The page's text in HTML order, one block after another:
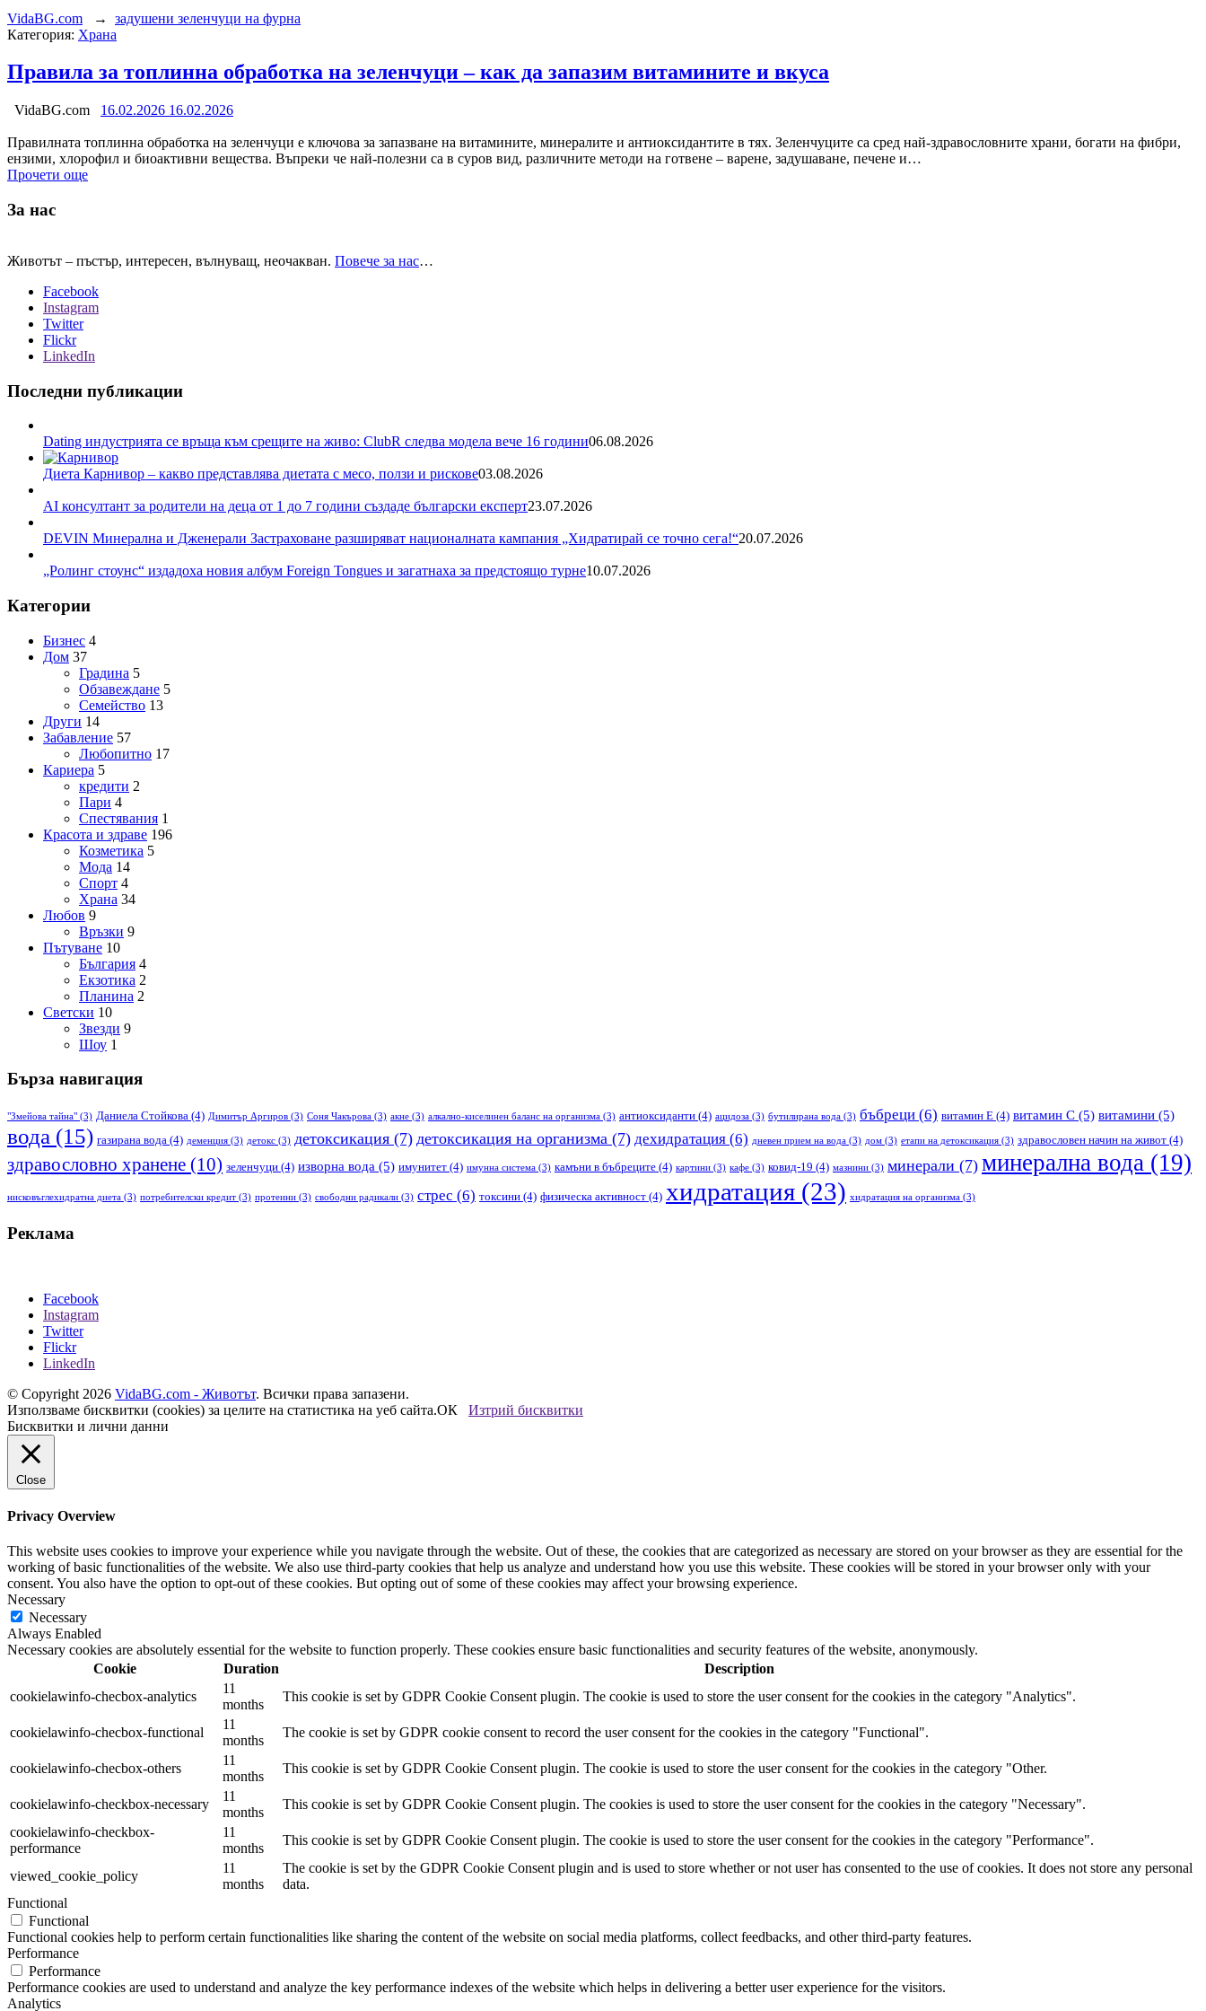
VidaBG.com → задушени зеленчуци на фурна
Категория: Храна
Правила за топлинна обработка на зеленчуци – как да запазим витамините и вкуса
VidaBG.com 16.02.2026 16.02.2026
Правилната топлинна обработка на зеленчуци е ключова за запазване на витамините, минералите и антиоксидантите в тях. Зеленчуците са сред най-здравословните храни, богати на фибри,
ензими, хлорофил и биоактивни вещества. Въпреки че най-полезни са в суров вид, различните методи на готвене – варене, задушаване, печене и…
Прочети още
За нас
Животът – пъстър, интересен, вълнуващ, неочакван. Повече за нас…
Facebook
Instagram
Twitter
Flickr
LinkedIn
Последни публикации
Dating индустрията се връща към срещите на живо: ClubR следва модела вече 16 години06.08.2026
Диета Карнивор – какво представлява диетата с месо, ползи и рискове03.08.2026
AI консултант за родители на деца от 1 до 7 години създаде български експерт23.07.2026
DEVIN Минерална и Дженерали Застраховане разширяват националната кампания „Хидратирай се точно сега!“20.07.2026
„Ролинг стоунс“ издадоха новия албум Foreign Tongues и загатнаха за предстоящо турне10.07.2026
Категории
Бизнес 4
Дом 37
Градина 5
Обзавеждане 5
Семейство 13
Други 14
Забавление 57
Любопитно 17
Кариера 5
кредити 2
Пари 4
Спестявания 1
Красота и здраве 196
Козметика 5
Мода 14
Спорт 4
Храна 34
Любов 9
Връзки 9
Пътуване 10
България 4
Екзотика 2
Планина 2
Светски 10
Звезди 9
Шоу 1
Бърза навигация
"Змейова тайна" (3) Даниела Стойкова (4) Димитър Аргиров (3) Соня Чакърова (3) акне (3) алкално-киселинен баланс на организма (3) антиоксиданти (4) ацидоза (3) бутилирана вода (3) бъбреци (6) витамин Е (4) витамин С (5) витамини (5)
вода (15) газирана вода (4) деменция (3) детокс (3) детоксикация (7) детоксикация на организма (7) дехидратация (6) дневен прием на вода (3) дом (3) етапи на детоксикация (3) здравословен начин на живот (4)
здравословно хранене (10) зеленчуци (4) изворна вода (5) имунитет (4) имунна система (3) камъни в бъбреците (4) картини (3) кафе (3) ковид-19 (4) мазнини (3) минерали (7) минерална вода (19)
нисковъглехидратна диета (3) потребителски кредит (3) протеини (3) свободни радикали (3) стрес (6) токсини (4) физическа активност (4) хидратация (23) хидратация на организма (3)
Реклама
Facebook
Instagram
Twitter
Flickr
LinkedIn
© Copyright 2026 VidaBG.com - Животът. Всички права запазени.
Използваме бисквитки (cookies) за целите на статистика на уеб сайта.ОК
Изтрий бисквитки
Бисквитки и лични данни
Close
Privacy Overview
This website uses cookies to improve your experience while you navigate through the website. Out of these, the cookies that are categorized as necessary are stored on your browser as they are essential for the
working of basic functionalities of the website. We also use third-party cookies that help us analyze and understand how you use this website. These cookies will be stored in your browser only with your
consent. You also have the option to opt-out of these cookies. But opting out of some of these cookies may affect your browsing experience.
Necessary
Necessary
Always Enabled
Necessary cookies are absolutely essential for the website to function properly. These cookies ensure basic functionalities and security features of the website, anonymously.
Cookie
Duration
Description
cookielawinfo-checbox-analytics
11
months
This cookie is set by GDPR Cookie Consent plugin. The cookie is used to store the user consent for the cookies in the category "Analytics".
cookielawinfo-checbox-functional
11
months
The cookie is set by GDPR cookie consent to record the user consent for the cookies in the category "Functional".
cookielawinfo-checbox-others
11
months
This cookie is set by GDPR Cookie Consent plugin. The cookie is used to store the user consent for the cookies in the category "Other.
cookielawinfo-checkbox-necessary
11
months
This cookie is set by GDPR Cookie Consent plugin. The cookies is used to store the user consent for the cookies in the category "Necessary".
cookielawinfo-checkbox-
performance
11
months
This cookie is set by GDPR Cookie Consent plugin. The cookie is used to store the user consent for the cookies in the category "Performance".
viewed_cookie_policy
11
months
The cookie is set by the GDPR Cookie Consent plugin and is used to store whether or not user has consented to the use of cookies. It does not store any personal
data.
Functional
Functional
Functional cookies help to perform certain functionalities like sharing the content of the website on social media platforms, collect feedbacks, and other third-party features.
Performance
Performance
Performance cookies are used to understand and analyze the key performance indexes of the website which helps in delivering a better user experience for the visitors.
Analytics